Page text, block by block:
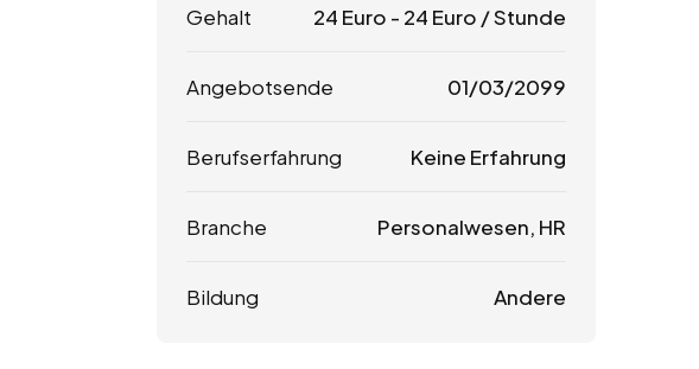
Gehalt 24 Euro - 24 Euro / Stunde
Angebotsende 01/03/2099
Berufserfahrung Keine Erfahrung
Branche Personalwesen, HR
Bildung Andere